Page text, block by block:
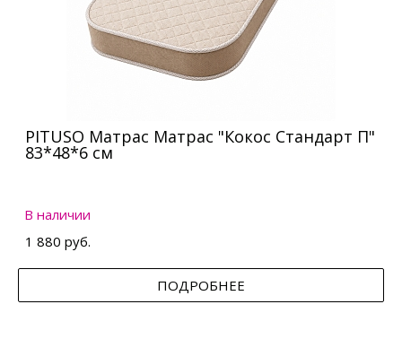
PITUSO Матрас Матрас "Кокос Стандарт П"
83*48*6 см
В наличии
1 880 руб.
ПОДРОБНЕЕ